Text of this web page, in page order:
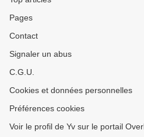
Pages
Contact
Signaler un abus
C.G.U.
Cookies et données personnelles
Préférences cookies
Voir le profil de Yv sur le portail